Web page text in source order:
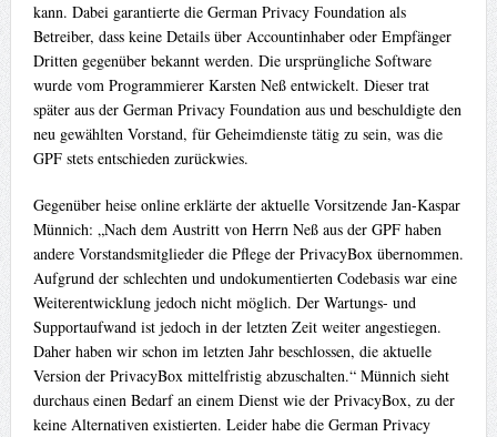
kann. Dabei garantierte die German Privacy Foundation als
Betreiber, dass keine Details über Accountinhaber oder Empfänger
Dritten gegenüber bekannt werden. Die ursprüngliche Software
wurde vom Programmierer Karsten Neß entwickelt. Dieser trat
später aus der German Privacy Foundation aus und beschuldigte den
neu gewählten Vorstand, für Geheimdienste tätig zu sein, was die
GPF stets entschieden zurückwies.
Gegenüber heise online erklärte der aktuelle Vorsitzende Jan-Kaspar
Münnich: „Nach dem Austritt von Herrn Neß aus der GPF haben
andere Vorstandsmitglieder die Pflege der PrivacyBox übernommen.
Aufgrund der schlechten und undokumentierten Codebasis war eine
Weiterentwicklung jedoch nicht möglich. Der Wartungs- und
Supportaufwand ist jedoch in der letzten Zeit weiter angestiegen.
Daher haben wir schon im letzten Jahr beschlossen, die aktuelle
Version der PrivacyBox mittelfristig abzuschalten.“ Münnich sieht
durchaus einen Bedarf an einem Dienst wie der PrivacyBox, zu der
keine Alternativen existierten. Leider habe die German Privacy